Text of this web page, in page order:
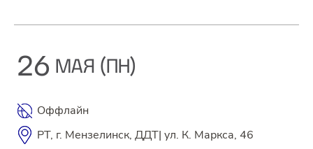
26 МАЯ (ПН)
Оффлайн
РТ, г. Мензелинск, ДДТ| ул. К. Маркса, 46